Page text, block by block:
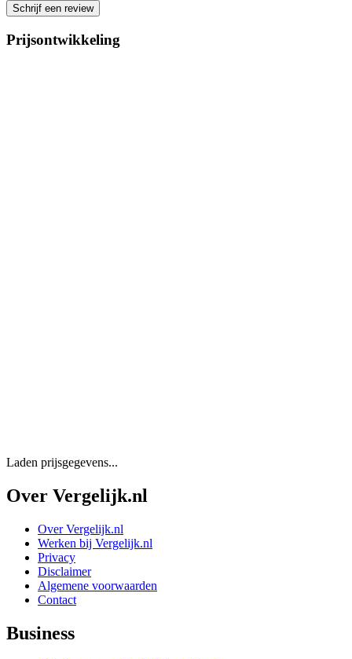
Schrijf een review
Prijsontwikkeling
Laden prijsgegevens...
Over Vergelijk.nl
Over Vergelijk.nl
Werken bij Vergelijk.nl
Privacy
Disclaimer
Algemene voorwaarden
Contact
Business